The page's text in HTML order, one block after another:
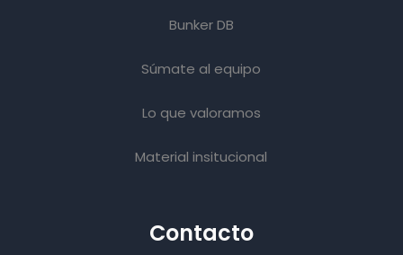
Bunker DB
Súmate al equipo
Lo que valoramos
Material insitucional
Contacto